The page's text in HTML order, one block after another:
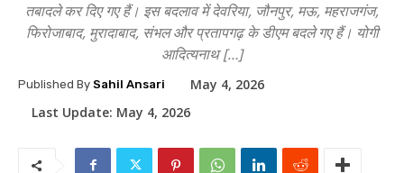
तबादले कर दिए गए हैं। इस बदलाव में देवरिया, जौनपुर, मऊ, महराजगंज,
फिरोजाबाद, मुरादाबाद, संभल और प्रतापगढ़ के डीएम बदले गए हैं। योगी
आदित्यनाथ […]
Published By Sahil Ansari
May 4, 2026
Last Update: May 4, 2026